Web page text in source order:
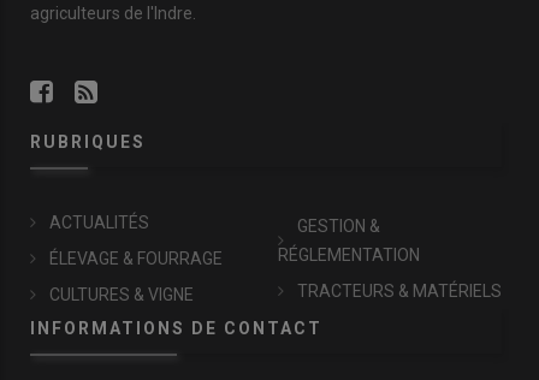
agriculteurs de l'Indre.
RUBRIQUES
ACTUALITÉS
ÉLEVAGE & FOURRAGE
CULTURES & VIGNE
GESTION &
RÉGLEMENTATION
TRACTEURS & MATÉRIELS
INFORMATIONS DE CONTACT